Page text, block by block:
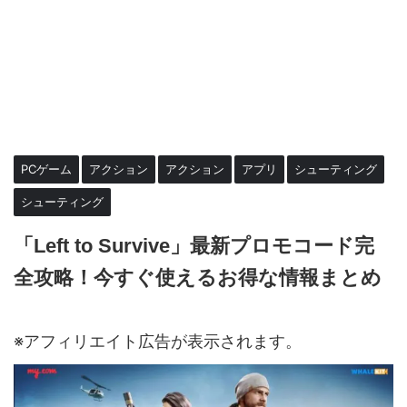
PCゲーム アクション アクション アプリ シューティング
シューティング
「Left to Survive」最新プロモコード完
全攻略！今すぐ使えるお得な情報まとめ
※アフィリエイト広告が表示されます。